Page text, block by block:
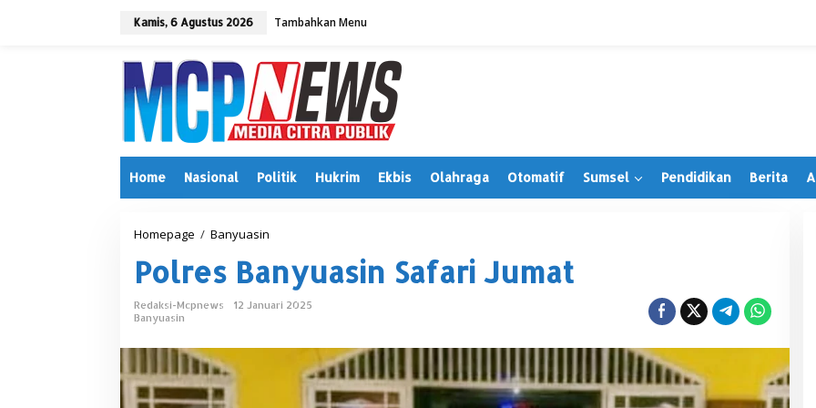
Kamis, 6 Agustus 2026 Tambahkan Menu
Home Nasional Politik Hukrim Ekbis Olahraga Otomatif Sumsel Pendidikan Berita
Homepage / Banyuasin
r
e
a
Polres Banyuasin Safari Jumat
Redaksi-Mcpnews
12 Januari 2025
Banyuasin
Irwansyah Terima PAW, Tegaskan
Tetap Hormati Organisasi Partai
Di Muratara, Politik | 28 Juni 2026